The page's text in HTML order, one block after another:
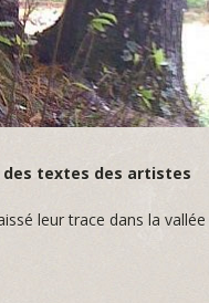
textes des artistes
leur trace dans la vallée